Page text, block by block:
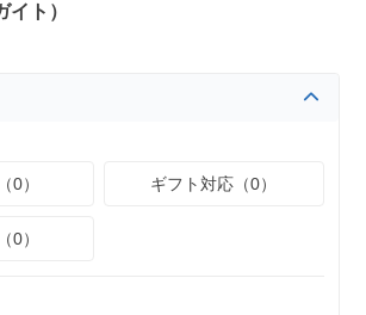
イト）
0）
ギフト対応（0）
0）